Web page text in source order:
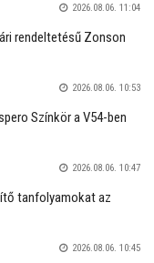
2026.08.06. 11:04
rendeltetésű Zonson
2026.08.06. 10:53
Színkör a V54-ben
2026.08.06. 10:47
tanfolyamokat az
2026.08.06. 10:45